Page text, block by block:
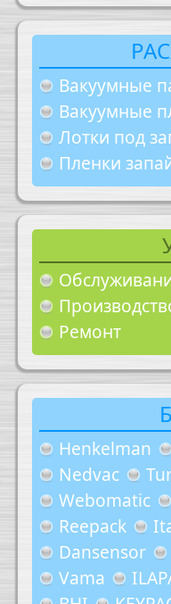
Вакуумные
Вакуумные
Лотки под
Пленки
Ремонт
Henkelman
Nedvac
Webomatic
Reepack
Dansensor
Vama